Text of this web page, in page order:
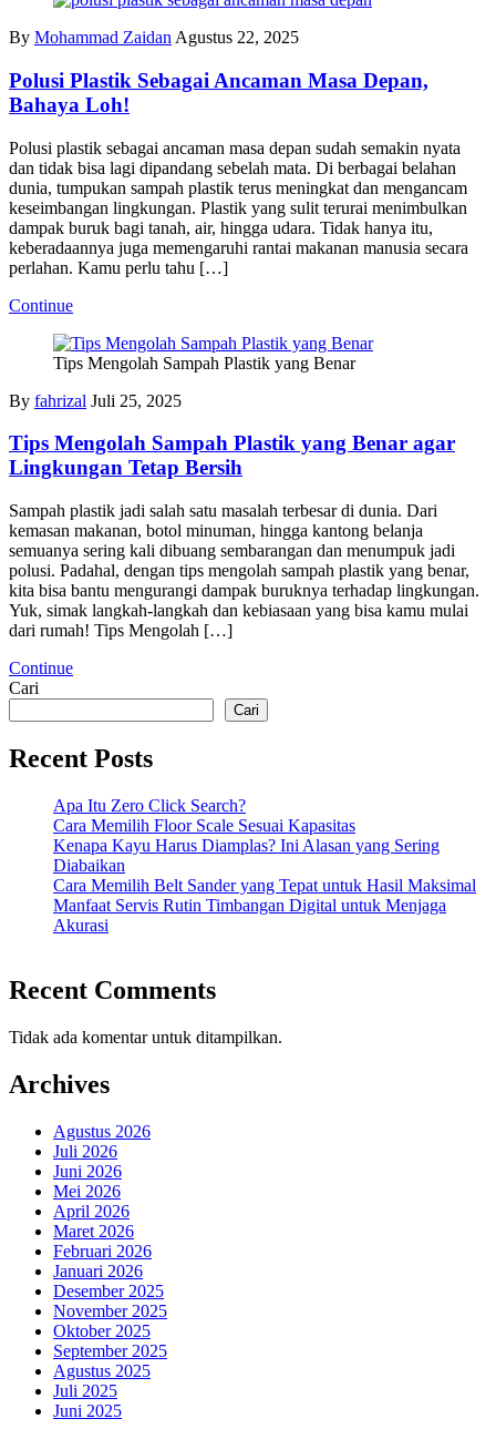
By Mohammad Zaidan Agustus 22, 2025
Polusi Plastik Sebagai Ancaman Masa Depan,
Bahaya Loh!
Polusi plastik sebagai ancaman masa depan sudah semakin nyata
dan tidak bisa lagi dipandang sebelah mata. Di berbagai belahan
dunia, tumpukan sampah plastik terus meningkat dan mengancam
keseimbangan lingkungan. Plastik yang sulit terurai menimbulkan
dampak buruk bagi tanah, air, hingga udara. Tidak hanya itu,
keberadaannya juga memengaruhi rantai makanan manusia secara
perlahan. Kamu perlu tahu […]
Continue
Tips Mengolah Sampah Plastik yang Benar
By fahrizal Juli 25, 2025
Tips Mengolah Sampah Plastik yang Benar agar
Lingkungan Tetap Bersih
Sampah plastik jadi salah satu masalah terbesar di dunia. Dari
kemasan makanan, botol minuman, hingga kantong belanja
semuanya sering kali dibuang sembarangan dan menumpuk jadi
polusi. Padahal, dengan tips mengolah sampah plastik yang benar,
kita bisa bantu mengurangi dampak buruknya terhadap lingkungan.
Yuk, simak langkah-langkah dan kebiasaan yang bisa kamu mulai
dari rumah! Tips Mengolah […]
Continue
Cari
Cari
Recent Posts
Apa Itu Zero Click Search?
Cara Memilih Floor Scale Sesuai Kapasitas
Kenapa Kayu Harus Diamplas? Ini Alasan yang Sering
Diabaikan
Cara Memilih Belt Sander yang Tepat untuk Hasil Maksimal
Manfaat Servis Rutin Timbangan Digital untuk Menjaga
Akurasi
Recent Comments
Tidak ada komentar untuk ditampilkan.
Archives
Agustus 2026
Juli 2026
Juni 2026
Mei 2026
April 2026
Maret 2026
Februari 2026
Januari 2026
Desember 2025
November 2025
Oktober 2025
September 2025
Agustus 2025
Juli 2025
Juni 2025